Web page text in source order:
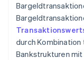
durch
Bankstrukturen